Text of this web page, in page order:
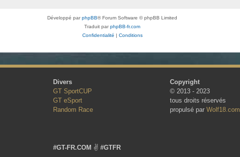
Développé parphpBB® Forum Software © phpBB Limited
Traduit parphpBB-fr.com
Confidentialité | Conditions
Divers
GT SportCUP
GT eSport
Random Race
Copyright
© 2013 - 2023
tous droits réservés
propulsé par Wolf18.com
#GT-FR.COM ✌ #GTFR